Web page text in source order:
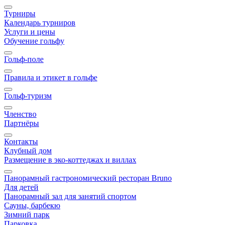
Турниры
Календарь турниров
Услуги и цены
Обучение гольфу
Гольф-поле
Правила и этикет в гольфе
Гольф-туризм
Членство
Партнёры
Контакты
Клубный дом
Размещение в эко-коттеджах и виллах
Панорамный гастрономический ресторан Bruno
Для детей
Панорамный зал для занятий спортом
Сауны, барбекю
Зимний парк